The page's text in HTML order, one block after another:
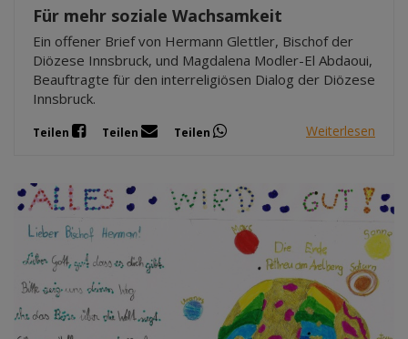
Für mehr soziale Wachsamkeit
Ein offener Brief von Hermann Glettler, Bischof der
Diözese Innsbruck, und Magdalena Modler-El Abdaoui,
Beauftragte für den interreligiösen Dialog der Diözese
Innsbruck.
Teilen Teilen Teilen Weiterlesen